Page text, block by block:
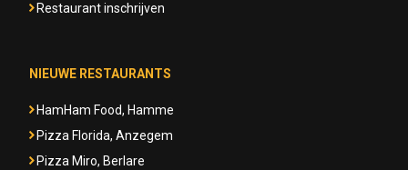
Restaurant inschrijven
NIEUWE RESTAURANTS
HamHam Food, Hamme
Pizza Florida, Anzegem
Pizza Miro, Berlare